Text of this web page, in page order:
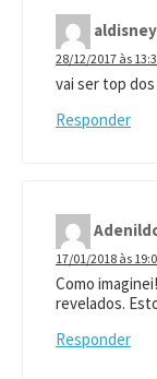
aldisney
28/12/2017 às
vai ser top
Responder
17/01/2018 às
Como
revelados.
Responder